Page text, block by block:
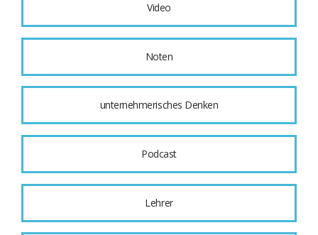
Video
Noten
unternehmerisches Denken
Podcast
Lehrer